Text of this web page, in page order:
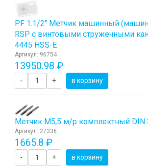
PF 1.1/2" Метчик машинный
RSP с винтовыми стружечными
4445 HSS-E
Артикул: 96754
13950.98 ₽
- + в корзину
Метчик М5,5 м/р комплектный DIN
Артикул: 27336
1665.8 ₽
- + в корзину